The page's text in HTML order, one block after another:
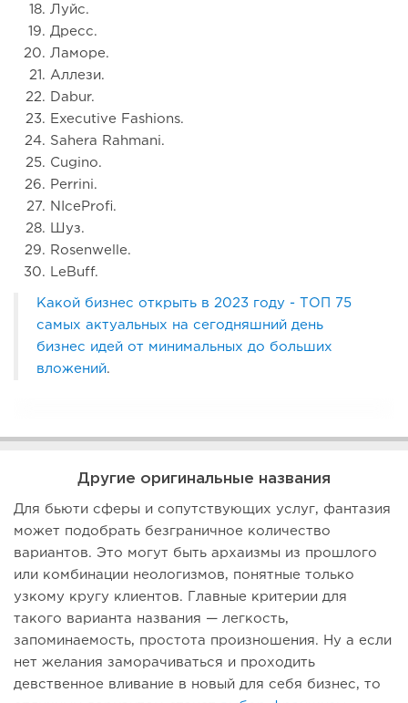
Луйс.
Дресс.
Ламоре.
Аллези.
Dabur.
Executive Fashions.
Sahera Rahmani.
Cugino.
Perrini.
NIceProfi.
Шуз.
Rosenwelle.
LeBuff.
Какой бизнес открыть в 2023 году - ТОП 75
самых актуальных на сегодняшний день
бизнес идей от минимальных до больших
вложений.
Другие оригинальные названия
Для бьюти сферы и сопутствующих услуг, фантазия
может подобрать безграничное количество
вариантов. Это могут быть архаизмы из прошлого
или комбинации неологизмов, понятные только
узкому кругу клиентов. Главные критерии для
такого варианта названия — легкость,
запоминаемость, простота произношения. Ну а если
нет желания заморачиваться и проходить
девственное вливание в новый для себя бизнес, то